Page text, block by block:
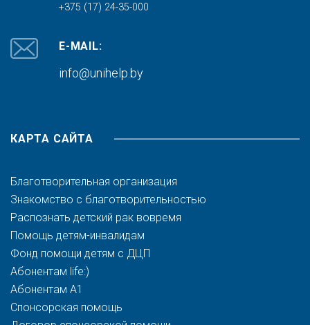
+375 (17) 24-35-000
E-MAIL:
info@unihelp.by
КАРТА САЙТА
Благотворительная организация
Знакомство с благотворительностью
Распознать детский рак вовремя
Помощь детям-инвалидам
Фонд помощи детям с ДЦП
Абонентам life:)
Абонентам A1
Спонсорская помощь